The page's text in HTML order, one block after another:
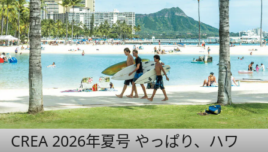
CREA 2026年夏号 やっぱり、ハワ